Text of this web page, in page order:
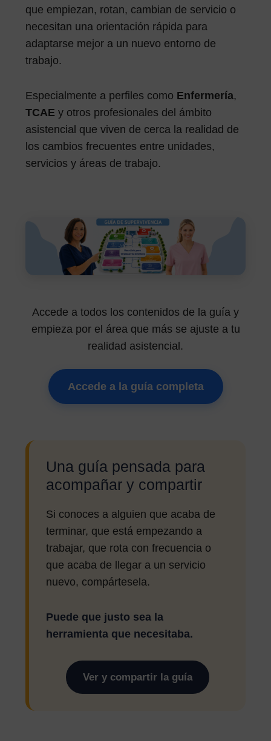
que empiezan, rotan, cambian de servicio o
necesitan una orientación rápida para
adaptarse mejor a un nuevo entorno de
trabajo.
Especialmente a perfiles como Enfermería,
TCAE y otros profesionales del ámbito
asistencial que viven de cerca la realidad de
los cambios frecuentes entre unidades,
servicios y áreas de trabajo.
Accede a todos los contenidos de la guía y
empieza por el área que más se ajuste a tu
realidad asistencial.
Accede a la guía completa
Una guía pensada para
acompañar y compartir
Si conoces a alguien que acaba de
terminar, que está empezando a
trabajar, que rota con frecuencia o
que acaba de llegar a un servicio
nuevo, compártesela.
Puede que justo sea la
herramienta que necesitaba.
Ver y compartir la guía